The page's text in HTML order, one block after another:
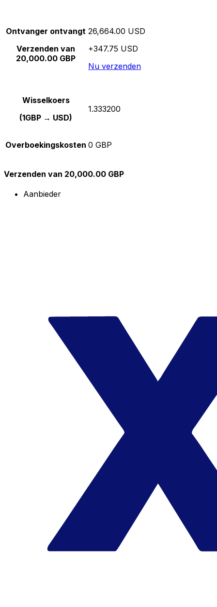
Ontvanger ontvangt
Verzenden van
20,000.00 GBP
26,664.00 USD
+347.75 USD
Nu verzenden
Wisselkoers
(1GBP → USD)
1.333200
Overboekingskosten 0 GBP
Verzenden van 20,000.00 GBP
Aanbieder